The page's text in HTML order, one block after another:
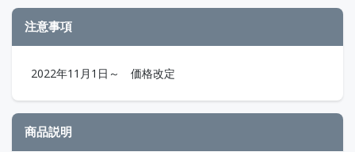
注意事項
2022年11月1日～ 価格改定
商品説明